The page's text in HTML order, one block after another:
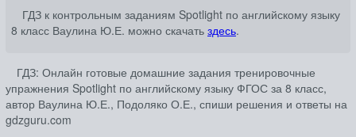
ГДЗ к контрольным заданиям Spotlight по английскому языку
8 класс Ваулина Ю.Е. можно скачать здесь.
ГДЗ: Онлайн готовые домашние задания тренировочные
упражнения Spotlight по английскому языку ФГОС за 8 класс,
автор Ваулина Ю.Е., Подоляко О.Е., спиши решения и ответы на
gdzguru.com